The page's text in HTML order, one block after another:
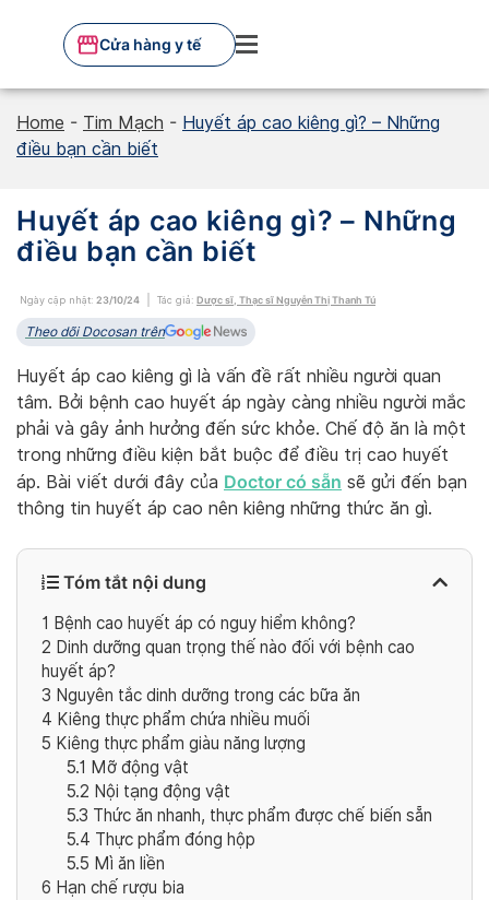
Cửa hàng y tế
Home - Tim Mạch - Huyết áp cao kiêng gì? – Những
điều bạn cần biết
Huyết áp cao kiêng gì? – Những
điều bạn cần biết
Ngày cập nhật: 23/10/24 Tác giả: Dược sĩ, Thạc sĩ Nguyễn Thị Thanh Tú
Theo dõi Docosan trên
Huyết áp cao kiêng gì là vấn đề rất nhiều người quan
tâm. Bởi bệnh cao huyết áp ngày càng nhiều người mắc
phải và gây ảnh hưởng đến sức khỏe. Chế độ ăn là một
trong những điều kiện bắt buộc để điều trị cao huyết
áp. Bài viết dưới đây của Doctor có sẵn sẽ gửi đến bạn
thông tin huyết áp cao nên kiêng những thức ăn gì.
Tóm tắt nội dung
1 Bệnh cao huyết áp có nguy hiểm không?
2 Dinh dưỡng quan trọng thế nào đối với bệnh cao
huyết áp?
3 Nguyên tắc dinh dưỡng trong các bữa ăn
4 Kiêng thực phẩm chứa nhiều muối
5 Kiêng thực phẩm giàu năng lượng
5.1 Mỡ động vật
5.2 Nội tạng động vật
5.3 Thức ăn nhanh, thực phẩm được chế biến sẵn
5.4 Thực phẩm đóng hộp
5.5 Mì ăn liền
6 Hạn chế rượu bia